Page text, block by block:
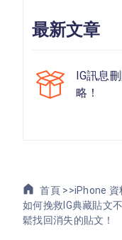
最新文章
IG訊息
略！
首頁 >>iPhone 資
如何挽救IG典藏貼文
鬆找回消失的貼文！